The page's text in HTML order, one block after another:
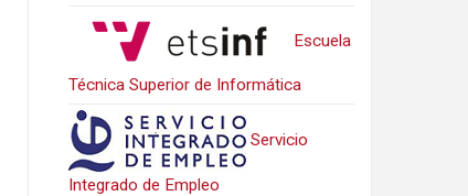
Escuela
Técnica Superior de Informática
Servicio
Integrado de Empleo